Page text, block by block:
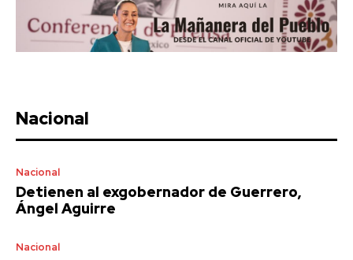
Nacional
Nacional
Detienen al exgobernador de Guerrero,
Ángel Aguirre
Nacional